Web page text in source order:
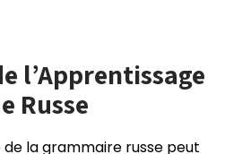
l’Apprentissage
Russe
la grammaire russe peut